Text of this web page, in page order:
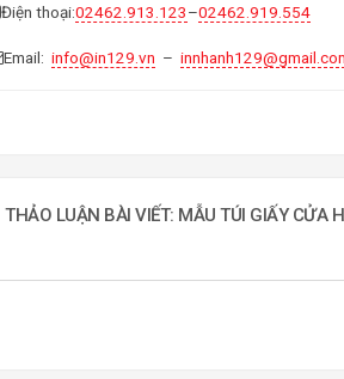
Điện thoại:02462.913.123–02462.919.554
Email: info@in129.vn –
THẢO LUẬN BÀI VIẾT: MẪU TÚI GIẤY CỬA